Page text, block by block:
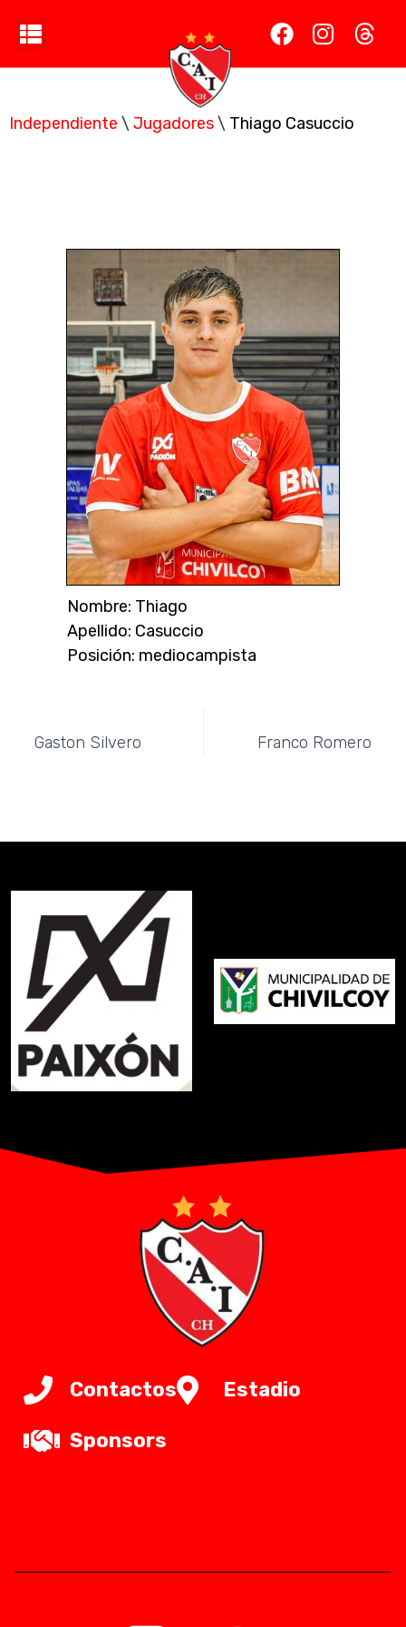
Independiente \ Jugadores\ Thiago Casuccio
Nombre: Thiago
Apellido: Casuccio
Posición: mediocampista
Gaston Silvero Franco Romero
Contactos Estadio
Sponsors